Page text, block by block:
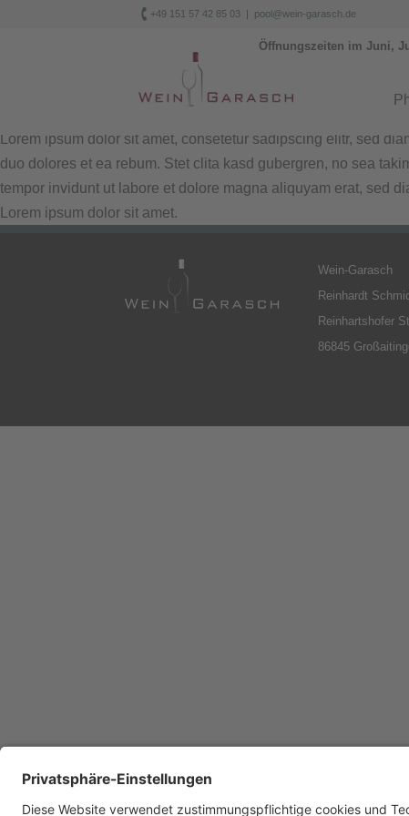
+49 151 57 42 85 03 | pool@wein-garasch.de
Öffnungszeiten im Juni,
Lorem ipsum dolor sit amet, consetetur sadipscing elitr, sed
duo dolores et ea rebum. Stet clita kasd gubergren, no sea
tempor invidunt ut labore et dolore magna aliquyam erat, sed
Lorem ipsum dolor sit amet.
Wein-Garasch
Reinhardt
Reinhartshofer
86845